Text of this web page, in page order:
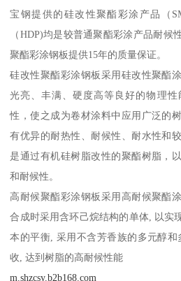
宝钢提供的硅改性聚酯彩涂产品（
（HDP)均是较普通聚酯彩涂产品耐候
聚酯彩涂钢板提供15年的质量保证。
硅改性聚酯彩涂钢板采用硅改性聚酯
光亮、丰满、硬度高等良好的物理
性，使之成为卷材涂料中应用广泛的
有优异的耐热性、耐候性、耐水性和
是通过有机硅树脂改性的聚酯树脂，
和耐候性。
高耐候聚酯彩涂钢板采用高耐候聚酯
合成时采用含环己烷结构的单体, 以实
本的平衡, 采用不含芳香族的多元醇
收, 达到树脂的高耐候性能
m.shzcsy.b2b168.com